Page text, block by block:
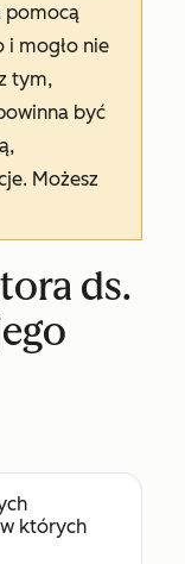
pomocą
i mogło nie
tym,
być
Możesz
ds.
których